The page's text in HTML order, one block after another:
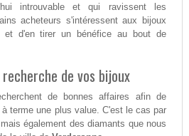
introuvable et qui ravissent les
acheteurs s'intéressent aux bijoux
et d'en tirer un bénéfice au bout de
de vos bijoux
de bonnes affaires afin de
terme une plus value. C'est le cas par
également des diamants que nous